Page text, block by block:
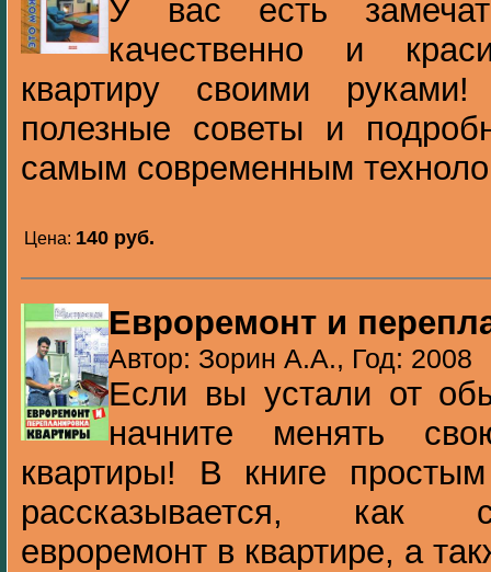
У вас есть
качественно и
квартиру своими
полезные советы и
самым современным
Цена: 140 pуб.
Евроремонт и
Автор: Зорин А.А., Год: 2008
Если вы устали от
начните менять
квартиры! В книге
рассказывается, как
евроремонт в квартире, а